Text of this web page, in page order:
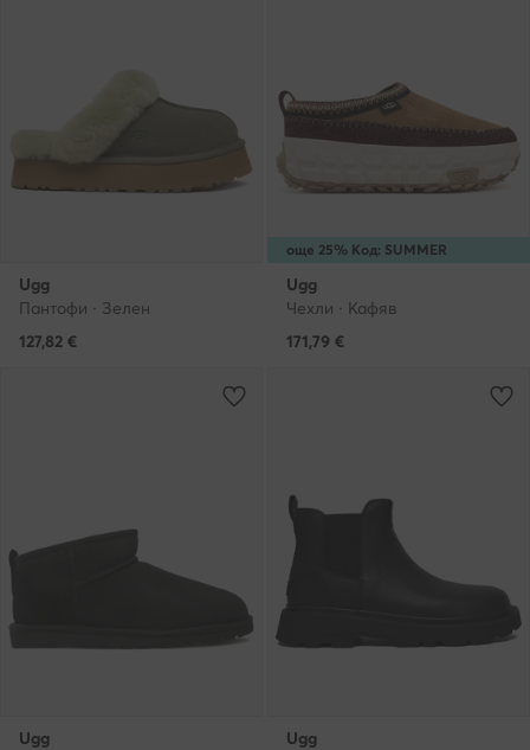
Ugg
Пантофи · Зелен
127,82 €
още 25% Код: SUMMER
Ugg
Чехли · Кафяв
171,79 €
Ugg
Ugg